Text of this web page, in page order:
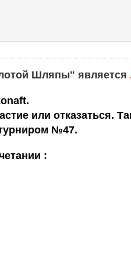
Шляпы" является
или отказаться.
№47.
: